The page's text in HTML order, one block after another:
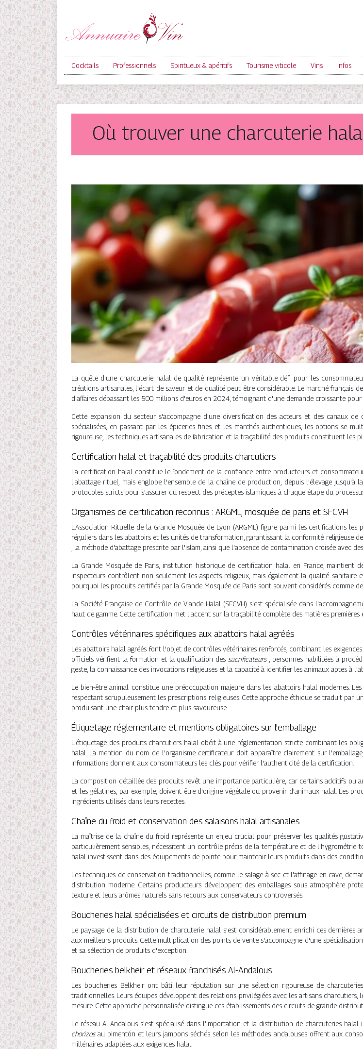
Cocktails Professionnels Spiritueux & apéritifs Tourisme viticole Vins Infos
Où trouver une charcuterie
La quête d'une charcuterie halal de qualité représente un véritable défi pour les
créations artisanales, l'écart de saveur et de qualité peut être considérable. Le marché français
d'affaires dépassant les 500 millions d'euros en 2024, témoignant d'une demande croissante
Cette expansion du secteur s'accompagne d'une diversification des acteurs et des canaux
spécialisées, en passant par les épiceries fines et les marchés authentiques, les options se
rigoureuse, les techniques artisanales de fabrication et la traçabilité des produits constituent les
Certification halal et traçabilité des produits charcutiers
La certification halal constitue le fondement de la confiance entre producteurs et
l'abattage rituel, mais englobe l'ensemble de la chaîne de production, depuis l'élevage jusqu'à
protocoles stricts pour s'assurer du respect des préceptes islamiques à chaque étape du
Organismes de certification reconnus : ARGML, mosquée de paris et SFCVH
L'Association Rituelle de la Grande Mosquée de Lyon (ARGML) figure parmi les certifications
réguliers dans les abattoirs et les unités de transformation, garantissant la conformité religieuse
, la méthode d'abattage prescrite par l'islam, ainsi que l'absence de contamination croisée avec
La Grande Mosquée de Paris, institution historique de certification halal en France, maintient
inspecteurs contrôlent non seulement les aspects religieux, mais également la qualité
pourquoi les produits certifiés par la Grande Mosquée de Paris sont souvent considérés comme
La Société Française de Contrôle de Viande Halal (SFCVH) s'est spécialisée dans
haut de gamme. Cette certification met l'accent sur la traçabilité complète des matières
Contrôles vétérinaires spécifiques aux abattoirs halal agréés
Les abattoirs halal agréés font l'objet de contrôles vétérinaires renforcés, combinant les
officiels vérifient la formation et la qualification dessacrificateurs , personnes habilitées à
geste, la connaissance des invocations religieuses et la capacité à identifier les animaux aptes à
Le bien-être animal constitue une préoccupation majeure dans les abattoirs halal modernes.
respectant scrupuleusement les prescriptions religieuses. Cette approche éthique se traduit par
produisant une chair plus tendre et plus savoureuse.
Étiquetage réglementaire et mentions obligatoires sur l'emballage
L'étiquetage des produits charcutiers halal obéit à une réglementation stricte combinant les
halal. La mention du nom de l'organisme certificateur doit apparaître clairement sur
informations donnent aux consommateurs les clés pour vérifier l'authenticité de la certification.
La composition détaillée des produits revêt une importance particulière, car certains additifs ou
et les gélatines, par exemple, doivent être d'origine végétale ou provenir d'animaux halal. Les
ingrédients utilisés dans leurs recettes.
Chaîne du froid et conservation des salaisons halal artisanales
La maîtrise de la chaîne du froid représente un enjeu crucial pour préserver les qualités
particulièrement sensibles, nécessitent un contrôle précis de la température et de
halal investissent dans des équipements de pointe pour maintenir leurs produits dans des
Les techniques de conservation traditionnelles, comme le salage à sec et l'affinage en cave,
distribution moderne. Certains producteurs développent des emballages sous atmosphère
texture et leurs arômes naturels sans recours aux conservateurs controversés.
Boucheries halal spécialisées et circuits de distribution premium
Le paysage de la distribution de charcuterie halal s'est considérablement enrichi ces dernières
aux meilleurs produits. Cette multiplication des points de vente s'accompagne d'une
et sa sélection de produits d'exception.
Boucheries belkheir et réseaux franchisés Al-Andalous
Les boucheries Belkheir ont bâti leur réputation sur une sélection rigoureuse de
traditionnelles. Leurs équipes développent des relations privilégiées avec les artisans
mesure. Cette approche personnalisée distingue ces établissements des circuits de grande
Le réseau Al-Andalous s'est spécialisé dans l'importation et la distribution de charcuteries halal
chorizosau pimentón et leurs jambons séchés selon les méthodes andalouses offrent aux
millénaires adaptées aux exigences halal.